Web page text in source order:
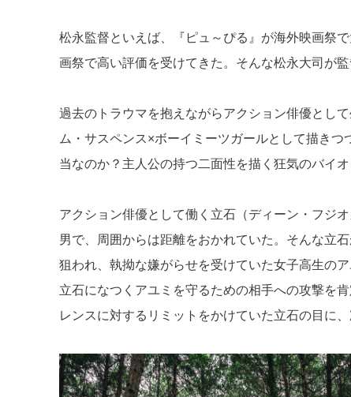
松永監督といえば、『ピュ～ぴる』が海外映画祭
画祭で高い評価を受けてきた。そんな松永大司が
過去のトラウマを抱えながらアクション俳優とし
ム・サスペンス×ボーイミーツガールとして描き
当なのか？主人公の持つ二面性を描く狂気のバイ
アクション俳優として働く立石（ディーン・フジ
男で、周囲からは距離をおかれていた。そんな立
狙われ、執拗な嫌がらせを受けていた女子高生の
立石になつくアユミを守るための相手への攻撃を
レンスに対するリミットをかけていた立石の目に